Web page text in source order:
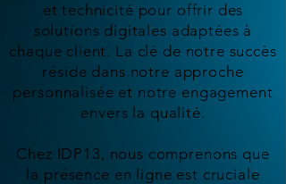
et technicité pour offrir des
solutions digitales adaptées à
chaque client. La clé de notre succès
réside dans notre approche
personnalisée et notre engagement
envers la qualité.
Chez IDP13, nous comprenons que
la présence en ligne est cruciale